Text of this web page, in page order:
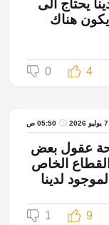
يحتاج الى
يكون هناك
4
0
7 يوليو 2026 05:50 ص
عقول بعض
القطاع الخاص
لدينا
9
1